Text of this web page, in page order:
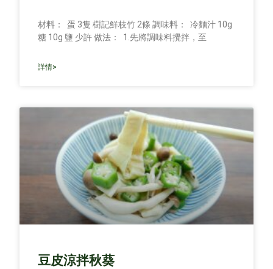
材料： 蛋 3隻 樹記鮮枝竹 2條 調味料： 冷麵汁 10g
糖 10g 鹽 少許 做法： 1.先將調味料攪拌，至
詳情>
豆皮涼拌秋葵